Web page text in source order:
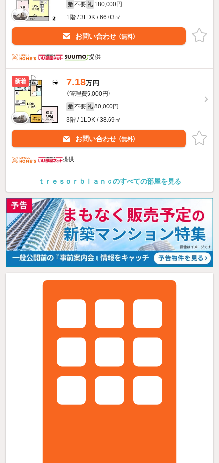
敷 不要 礼 180,000円
1階 / 3LDK / 66.03㎡
お問い合わせ （無料）
提供
新着 7.18万円
（管理費5,000円）
敷 不要 礼 80,000円
3階 / 1LDK / 38.69㎡
お問い合わせ （無料）
提供
ｔｒｅｓｏｒｂｌａｎｃのすべての部屋を見る